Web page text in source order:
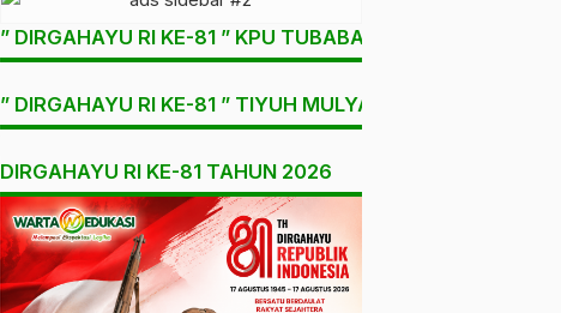
” DIRGAHAYU RI KE-81 ” KPU TUBABA
” DIRGAHAYU RI KE-81 ” TIYUH MULYA SARI
DIRGAHAYU RI KE-81 TAHUN 2026